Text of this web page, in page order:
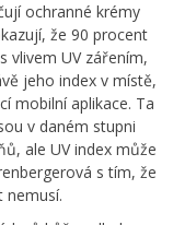
ochranné krémy
že 90 procent
vlivem UV zářením,
jeho index v místě,
mobilní aplikace. Ta
v daném stupni
ale UV index může
s tím, že
nemusí.